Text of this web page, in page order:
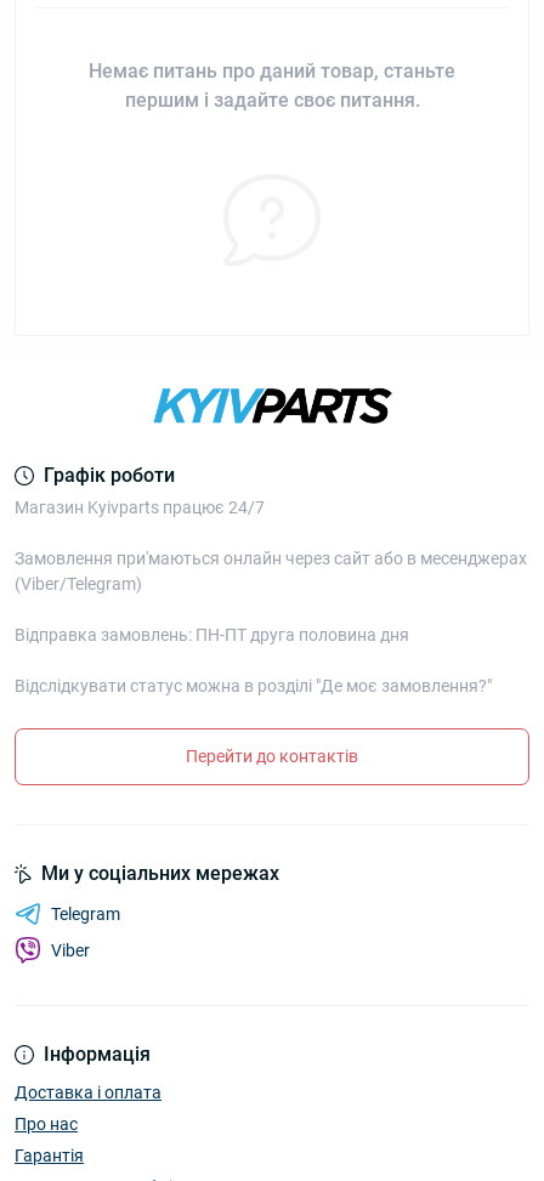
Немає питань про даний товар, станьте
першим і задайте своє питання.
Графік роботи
Магазин Kyivparts працює 24/7
Замовлення при'маються онлайн через сайт або в месенджерах
(Viber/Telegram)
Відправка замовлень: ПН-ПТ друга половина дня
Відслідкувати статус можна в розділі "Де моє замовлення?"
Перейти до контактів
Інформація
Доставка і оплата
Про нас
Гарантія
Ми у соціальних мережах
Telegram
Viber